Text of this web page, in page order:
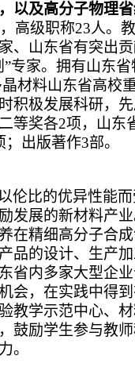
以及高分子物理
高级职称23人。
、山东省有突出
专家。拥有山东省
材料山东省高校
积极发展科研，
等奖各2项，山东
出版著作3部。
伦比的优异性能
发展的新材料产
在精细高分子合
品的设计、生产
省内多家大型企
会，在实践中得
教学示范中心、
鼓励学生参与教
。